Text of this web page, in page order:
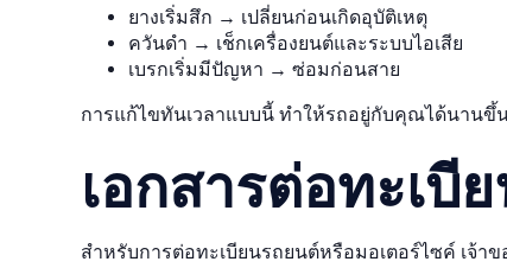
ยางเริ่มสึก → เปลี่ยนก่อนเกิดอุบัติเหตุ
ควันดำ → เช็กเครื่องยนต์และระบบไอเสีย
เบรกเริ่มมีปัญหา → ซ่อมก่อนสาย
การแก้ไขทันเวลาแบบนี้ ทำให้รถอยู่กับคุณได้นานขึ้
เอกสารต่อทะเบี
สำหรับการต่อทะเบียนรถยนต์หรือมอเตอร์ไซค์ เจ้าข